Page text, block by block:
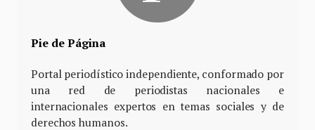
Pie de Página
Portal periodístico independiente, conformado por
una red de periodistas nacionales e
internacionales expertos en temas sociales y de
derechos humanos.